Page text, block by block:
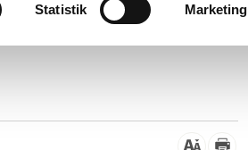
Statistik Marketing